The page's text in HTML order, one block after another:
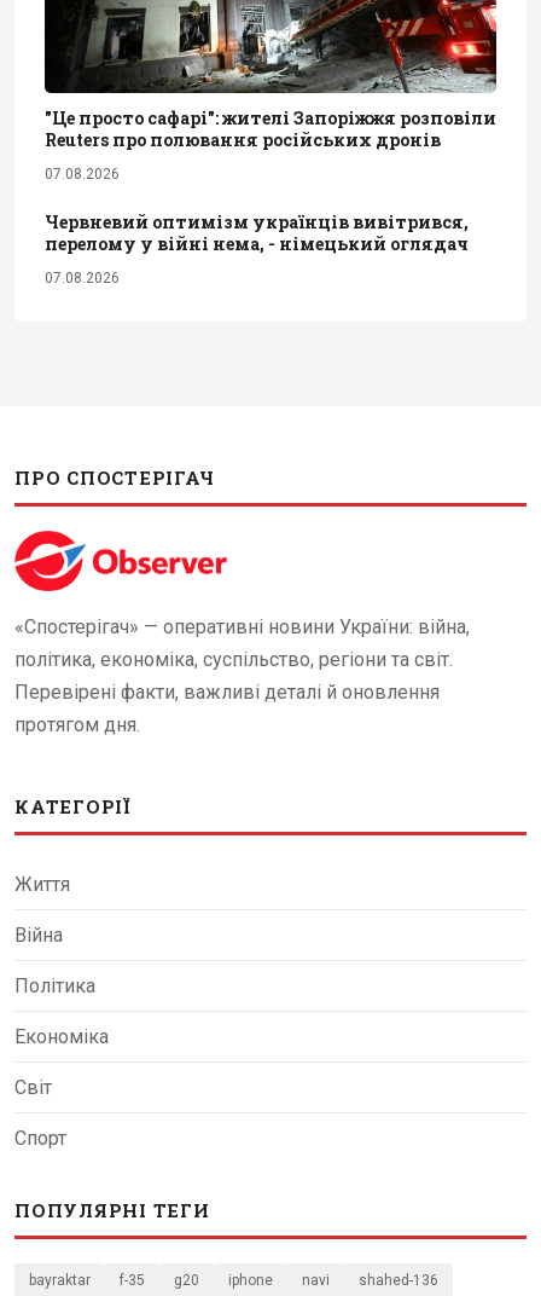
"Це просто сафарі": жителі Запоріжжя розповіли
Reuters про полювання російських дронів
07.08.2026
Червневий оптимізм українців вивітрився,
перелому у війні нема, - німецький оглядач
07.08.2026
ПРО СПОСТЕРІГАЧ
«Спостерігач» — оперативні новини України: війна,
політика, економіка, суспільство, регіони та світ.
Перевірені факти, важливі деталі й оновлення
протягом дня.
КАТЕГОРІЇ
Життя
Війна
Політика
Економіка
Світ
Спорт
ПОПУЛЯРНІ ТЕГИ
bayraktar f-35 g20 iphone navi shahed-136